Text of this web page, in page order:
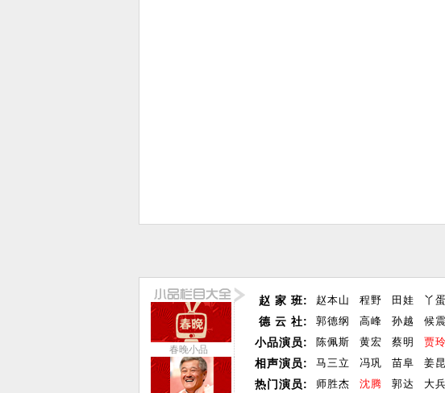
春晚小品
赵 家 班:
德 云 社:
小品演员:
相声演员:
热门演员:
赵本山 程野 田娃 丫蛋
郭德纲
高峰 孙越 候震
陈佩斯
黄宏 蔡明 贾玲
马三立
冯巩 苗阜 姜昆
师胜杰
沈腾 郭达 大兵